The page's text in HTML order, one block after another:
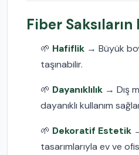
Fiber Saksıların
🌱 Hafiflik → Büyük
taşınabilir.
🌱 Dayanıklılık → Dış
dayanıklı kullanım
🌱 Dekoratif Estetik
tasarımlarıyla ev ve